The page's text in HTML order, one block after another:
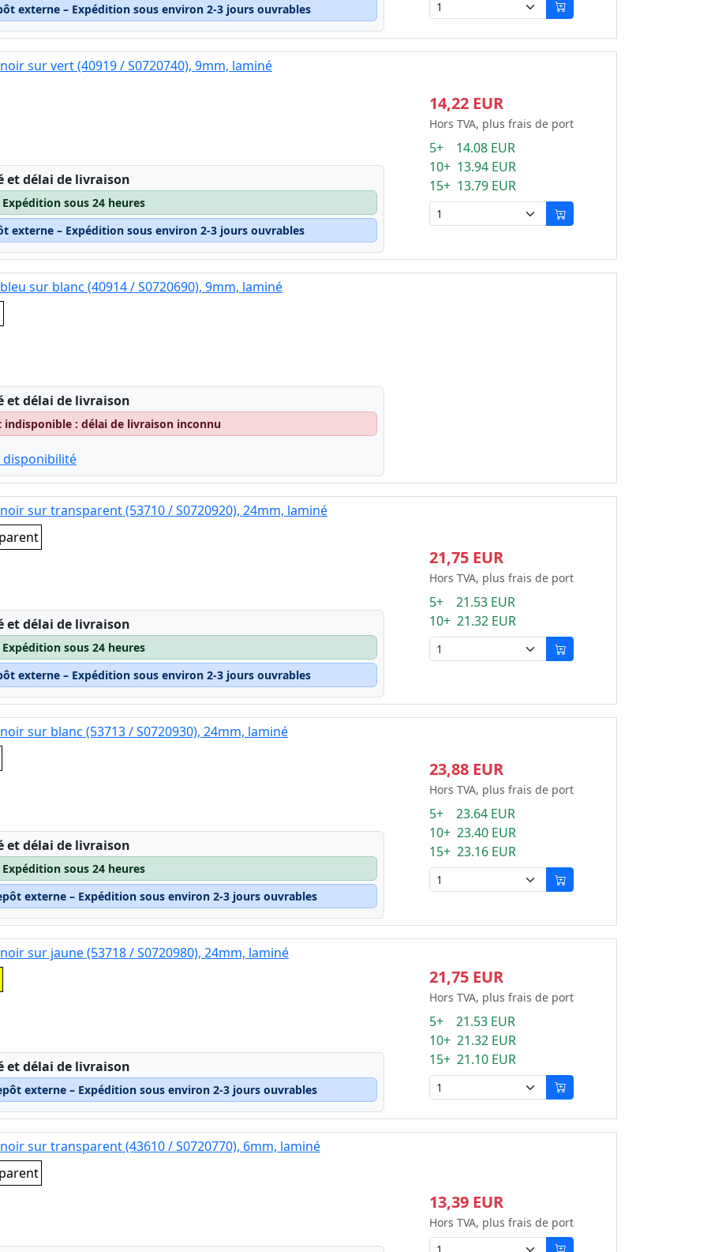
externe – Expédition sous environ 2-3 jours ouvrables
sur vert (40919 / S0720740), 9mm, laminé
et délai de livraison
sous 24 heures
externe – Expédition sous environ 2-3 jours ouvrables
14,22 EUR
Hors TVA, plus frais de port
5+ 14.08 EUR
10+ 13.94 EUR
15+ 13.79 EUR
sur blanc (40914 / S0720690), 9mm, laminé
et délai de livraison
: délai de livraison inconnu
sur transparent (53710 / S0720920), 24mm, laminé
et délai de livraison
sous 24 heures
externe – Expédition sous environ 2-3 jours ouvrables
21,75 EUR
Hors TVA, plus frais de port
5+ 21.53 EUR
10+ 21.32 EUR
sur blanc (53713 / S0720930), 24mm, laminé
et délai de livraison
sous 24 heures
externe – Expédition sous environ 2-3 jours ouvrables
23,88 EUR
Hors TVA, plus frais de port
5+ 23.64 EUR
10+ 23.40 EUR
15+ 23.16 EUR
sur jaune (53718 / S0720980), 24mm, laminé
et délai de livraison
externe – Expédition sous environ 2-3 jours ouvrables
21,75 EUR
Hors TVA, plus frais de port
5+ 21.53 EUR
10+ 21.32 EUR
15+ 21.10 EUR
sur transparent (43610 / S0720770), 6mm, laminé
13,39 EUR
Hors TVA, plus frais de port